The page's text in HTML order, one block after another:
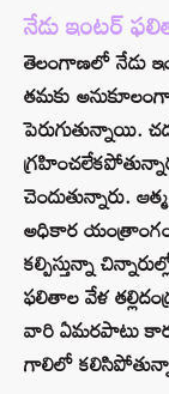
నేడు ఇంటర్
తెలంగాణలో నేడు
తమకు
పెరుగుతున్నాయి.
చెందుతున్నారు.
అధికార
కల్పిస్తున్నా
ఫలితాల వేళ
వారి ఏమరపాటు
గాలిలో